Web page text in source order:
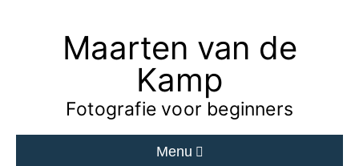
Maarten van de
Kamp
Fotografie voor beginners
Menu